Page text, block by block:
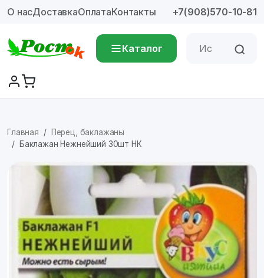
О насДоставкаОплатаКонтакты +7(908)570-10-81
Каталог
Главная
Перец, баклажаны
Баклажан Нежнейший 30шт НК